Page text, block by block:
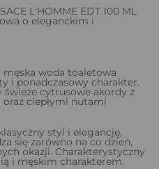
L'HOMME EDT 100 ML
o eleganckim i
woda toaletowa
i ponadczasowy charakter.
świeże cytrusowe akordy z
ciepłymi nutami
styl i elegancję,
się zarówno na co dzień,
okazji. Charakterystyczny
i męskim charakterem.